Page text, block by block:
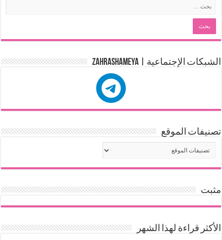
الشبكات الإجتماعية | zahrashameya
تصنيفات الموقع
مثبت
الأكثر قراءة لهذا الشهر